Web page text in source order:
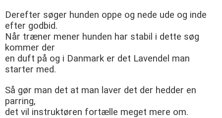
Derefter søger hunden oppe og nede ude og inde
efter godbid.
Når træner mener hunden har stabil i dette søg
kommer der
en duft på og i Danmark er det Lavendel man
starter med.
Så gør man det at man laver det der hedder en
parring,
det vil instruktøren fortælle meget mere om.